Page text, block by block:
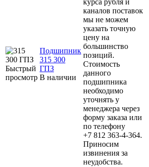
Быстрый
просмотр
Подшипник
315 300
ГПЗ
В наличии
курса рубля и
каналов поставок
мы не можем
указать точную
цену на
большинство
позиций.
Стоимость
данного
подшипника
необходимо
уточнять у
менеджера через
форму заказа или
по телефону
+7 812 363-4-364.
Приносим
извинения за
неудобства.